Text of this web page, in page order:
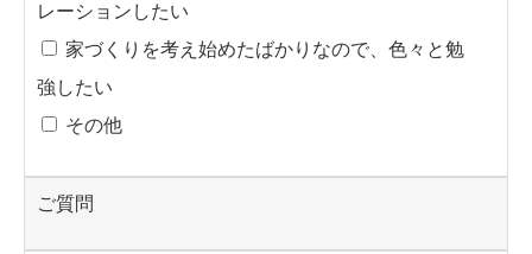
レーションしたい
家づくりを考え始めたばかりなので、色々と勉
強したい
その他
ご質問